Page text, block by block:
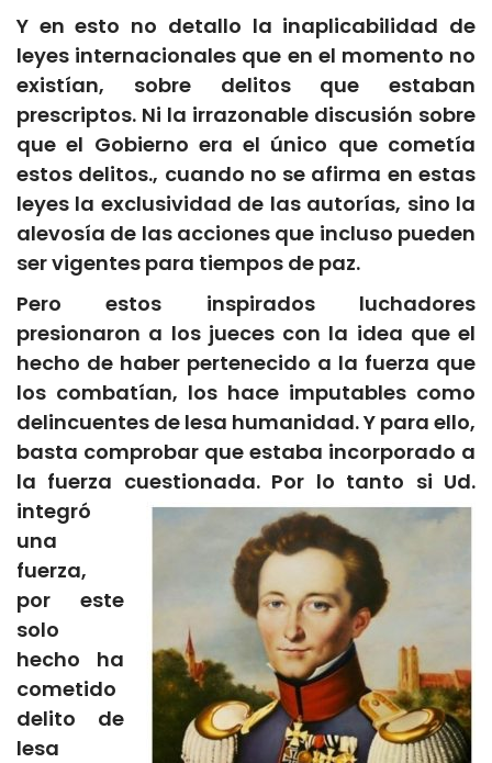
Y en esto no detallo la inaplicabilidad de
leyes internacionales que en el momento no
existían, sobre delitos que estaban
prescriptos. Ni la irrazonable discusión sobre
que el Gobierno era el único que cometía
estos delitos., cuando no se afirma en estas
leyes la exclusividad de las autorías, sino la
alevosía de las acciones que incluso pueden
ser vigentes para tiempos de paz.
Pero estos inspirados luchadores
presionaron a los jueces con la idea que el
hecho de haber pertenecido a la fuerza que
los combatían, los hace imputables como
delincuentes de lesa humanidad. Y para ello,
basta comprobar que estaba incorporado a
la fuerza cuestionada. Por lo tanto si Ud.
integró
una
fuerza,
por este
solo
hecho ha
cometido
delito de
lesa